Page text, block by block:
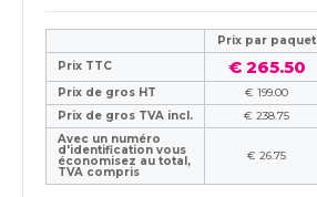
Prix ​​par paquet
Prix TTC
€ 265.50
Prix de gros HT
€ 199.00
Prix de gros TVA incl.
€ 238.75
Avec un numéro
d'identification vous
économisez au total,
TVA compris
€ 26.75